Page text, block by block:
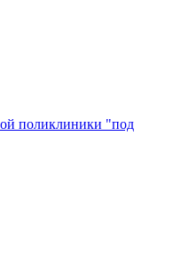
поликлиники "под